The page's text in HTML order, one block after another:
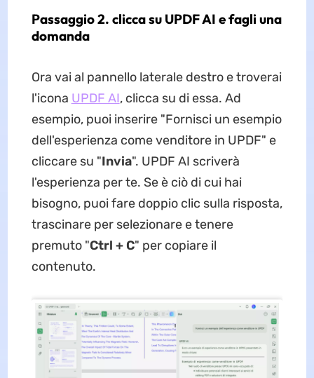
Passaggio 2. clicca su UPDF AI e fagli una
domanda
Ora vai al pannello laterale destro e troverai
l'icona UPDF AI, clicca su di essa. Ad
esempio, puoi inserire "Fornisci un esempio
dell'esperienza come venditore in UPDF" e
cliccare su "Invia". UPDF AI scriverà
l'esperienza per te. Se è ciò di cui hai
bisogno, puoi fare doppio clic sulla risposta,
trascinare per selezionare e tenere
premuto "Ctrl + C" per copiare il
contenuto.